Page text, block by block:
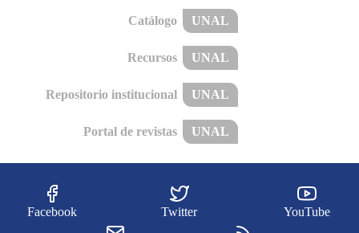
Catálogo UNAL
Recursos UNAL
Repositorio institucional UNAL
Portal de revistas UNAL
Facebook Twitter YouTube